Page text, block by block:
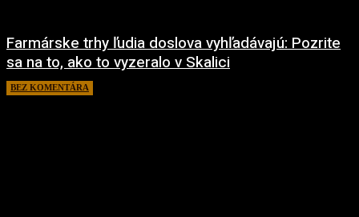
Farmárske trhy ľudia doslova vyhľadávajú: Pozrite
sa na to, ako to vyzeralo v Skalici
BEZ KOMENTÁRA